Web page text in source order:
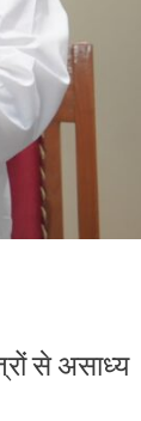
से असाध्य